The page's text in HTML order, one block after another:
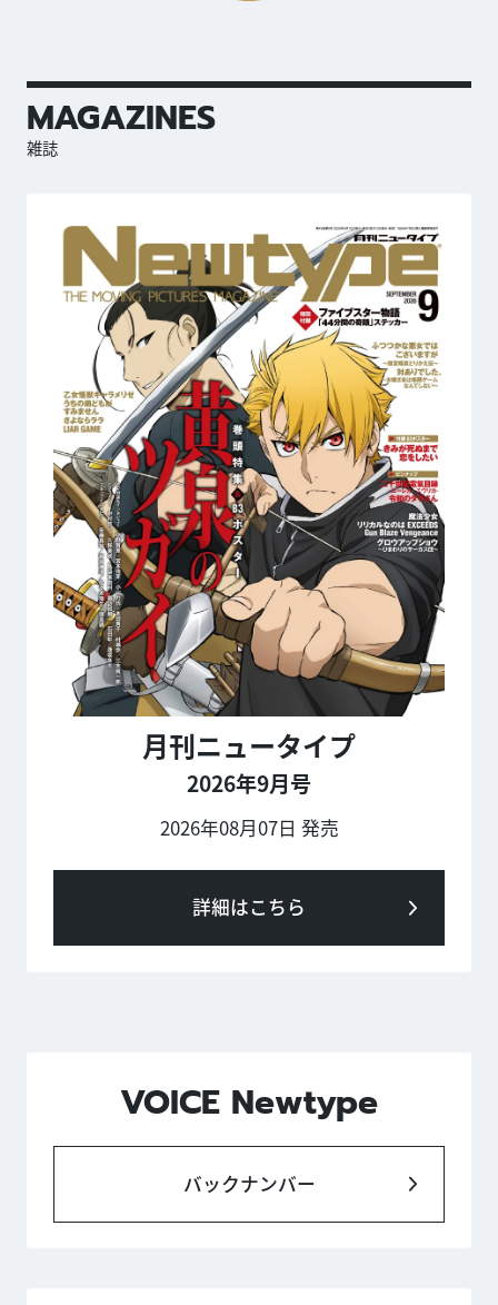
MAGAZINES
雑誌
月刊ニュータイプ
2026年9月号
2026年08月07日 発売
詳細はこちら
VOICE Newtype
バックナンバー